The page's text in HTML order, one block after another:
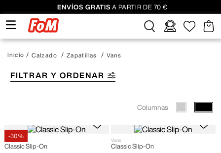
ENVÍOS GRATIS A PARTIR DE 70 €
Calzado Zapatillas Vans
FILTRAR Y ORDENAR
Columnas
-30 %
Vans
Classic Slip-On
Vans
Classic Slip-On